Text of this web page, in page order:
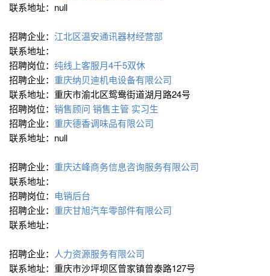
联系地址：null
招聘企业： 江北区温安通讯器材经营部
联系地址：
招聘岗位： 纯线上客服月4千5双休
招聘企业： 重庆纳贝迪机电设备有限公司
联系地址：重庆市渝北区鸳鸯街道湖月路24号
招聘岗位： 销售顾问 销售主管 实习生
招聘企业： 重庆德香调味品有限公司
联系地址：null
招聘企业： 重庆达峰商务信息咨询服务有限公司
联系地址：
招聘岗位： 电销后台
招聘企业： 重庆甘旭汽车零部件有限公司
联系地址：
招聘企业： 人力资源服务有限公司
联系地址：重庆市沙坪坝区曾家镇曾泰路127号